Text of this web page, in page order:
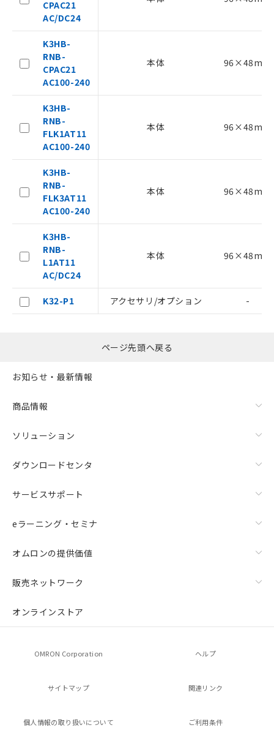
CPAC21
AC/DC24
K3HB-
RNB-
CPAC21
AC100-240
本体 96×48mm
K3HB-
RNB-
FLK1AT11
AC100-240
本体 96×48mm
K3HB-
RNB-
FLK3AT11
AC100-240
本体 96×48mm
K3HB-
RNB-
L1AT11
AC/DC24
本体 96×48mm
K32-P1 アクセサリ/オプション -
ページ先頭へ戻る
お知らせ・最新情報
商品情報
ソリューション
ダウンロードセンタ
サービスサポート
eラーニング・セミナ
オムロンの提供価値
販売ネットワーク
オンラインストア
OMRON Corporation ヘルプ
サイトマップ 関連リンク
個人情報の取り扱いについて ご利用条件
メンバーズにご登録されている必要が
あります。
お客様が当ウェブサイト上で当社にご
および当社の共同利用者が、当社の製
品・サービスに関するお客様との取
引・商談に必要な範囲で利用すること
をご了承ください。
の共同利用に関して"
用者の範囲」に記載されている法人を
指します。